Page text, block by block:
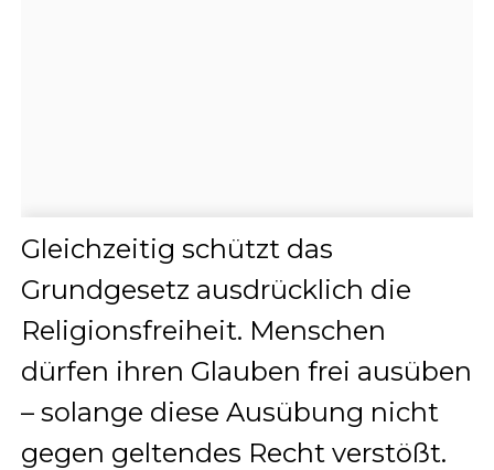
Gleichzeitig schützt das
Grundgesetz ausdrücklich die
Religionsfreiheit. Menschen
dürfen ihren Glauben frei ausüben
– solange diese Ausübung nicht
gegen geltendes Recht verstößt.